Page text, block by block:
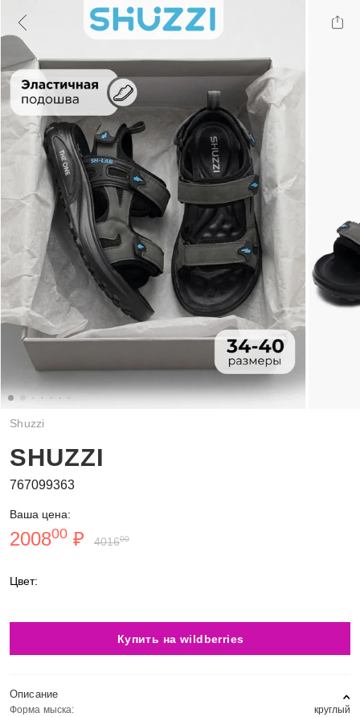
Shuzzi
SHUZZI
767099363
Ваша цена:
200800 ₽ 401600
Цвет:
Купить на wildberries
Описание
Форма мыска:
круглый